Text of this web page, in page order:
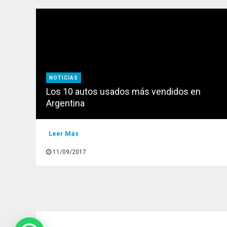
NOTICIAS
Los 10 autos usados más vendidos en
Argentina
Leer Más
11/09/2017